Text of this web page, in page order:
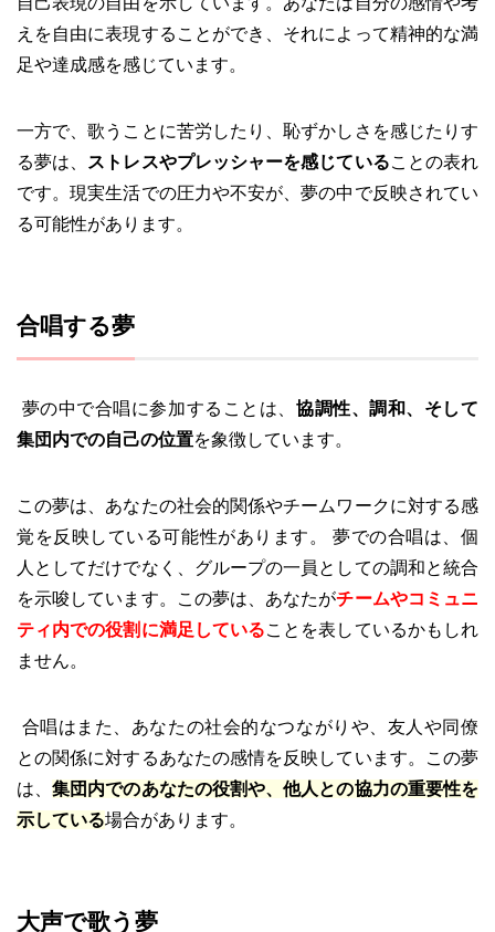
えを自由に表現することができ、それによって精神的な満
足や達成感を感じています。
一方で、歌うことに苦労したり、恥ずかしさを感じたりす
る夢は、 ストレスやプレッシャーを感じていることの表れ
です。現実生活での圧力や不安が、夢の中で反映されてい
る可能性があります。
合唱する夢
夢の中で合唱に参加することは、 協調性、調和、そして
集団内での自己の位置を象徴しています。
この夢は、あなたの社会的関係やチームワークに対する感
覚を反映している可能性があります。 夢での合唱は、個
人としてだけでなく、グループの一員としての調和と統合
を示唆しています。この夢は、あなたがチームやコミュニ
ティ内での役割に満足していることを表しているかもしれ
ません。
合唱はまた、あなたの社会的なつながりや、友人や同僚
との関係に対するあなたの感情を反映しています。この夢
は、集団内でのあなたの役割や、他人との協力の重要性を
示している場合があります。
大声で歌う夢